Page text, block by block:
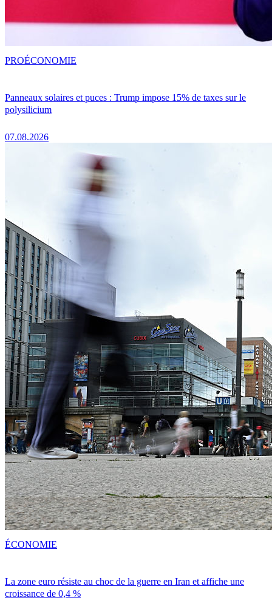
Panneaux solaires et puces : Trump impose 15% de taxes sur le
polysilicium
07.08.2026
PROÉCONOMIE
La zone euro résiste au choc de la guerre en Iran et affiche une
croissance de 0,4 %
ÉCONOMIE